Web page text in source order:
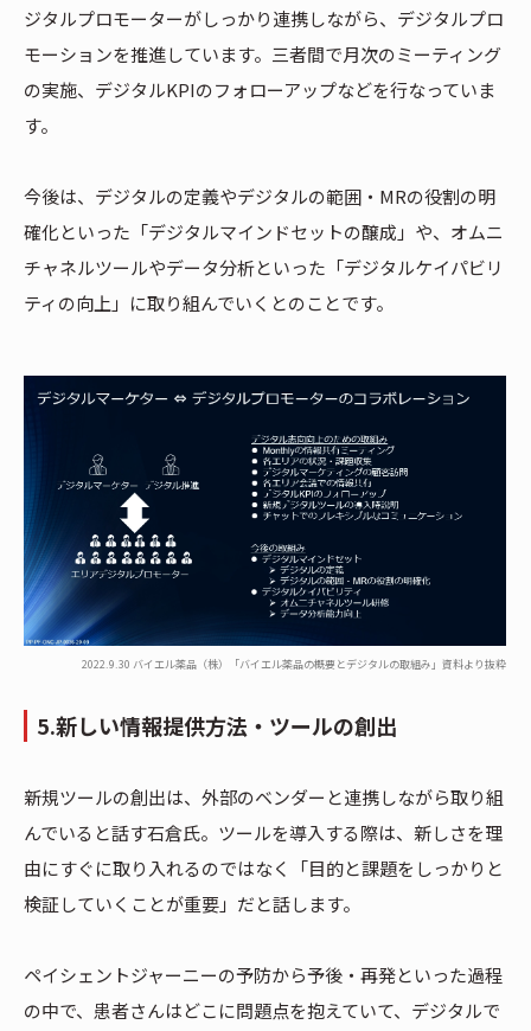
ジタルプロモーターがしっかり連携しながら、デジタルプロ
モーションを推進しています。三者間で月次のミーティング
の実施、デジタルKPIのフォローアップなどを行なっていま
す。
今後は、デジタルの定義やデジタルの範囲・MRの役割の明
確化といった「デジタルマインドセットの醸成」や、オムニ
チャネルツールやデータ分析といった「デジタルケイパビリ
ティの向上」に取り組んでいくとのことです。
2022.9.30 バイエル薬品（株）「バイエル薬品の概要とデジタルの取組み」資料より抜粋
5.新しい情報提供方法・ツールの創出
新規ツールの創出は、外部のベンダーと連携しながら取り組
んでいると話す石倉氏。ツールを導入する際は、新しさを理
由にすぐに取り入れるのではなく「目的と課題をしっかりと
検証していくことが重要」だと話します。
ペイシェントジャーニーの予防から予後・再発といった過程
の中で、患者さんはどこに問題点を抱えていて、デジタルで